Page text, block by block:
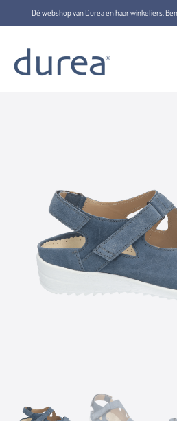
Dé webshop van Durea en haar winkeliers.
Home Sandalen